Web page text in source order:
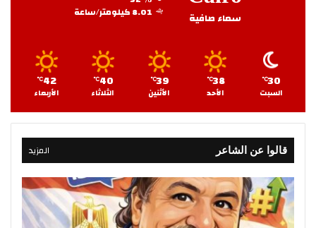
سماء صافية
8.01 كيلومتر/ساعة
30
℃
السبت
38
℃
الأحد
39
℃
الأثنين
40
℃
الثلاثاء
42
℃
الأربعاء
قالوا عن الشاعر المزيد